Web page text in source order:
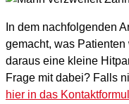
In dem nachfolgenden
gemacht, was
daraus eine kleine
Frage mit dabei? Falls
hier in das